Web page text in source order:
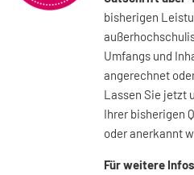
bisherigen
Umfangs und
angerechnet
Lassen Sie jetzt
Ihrer bisherigen
oder anerkannt
Für weitere